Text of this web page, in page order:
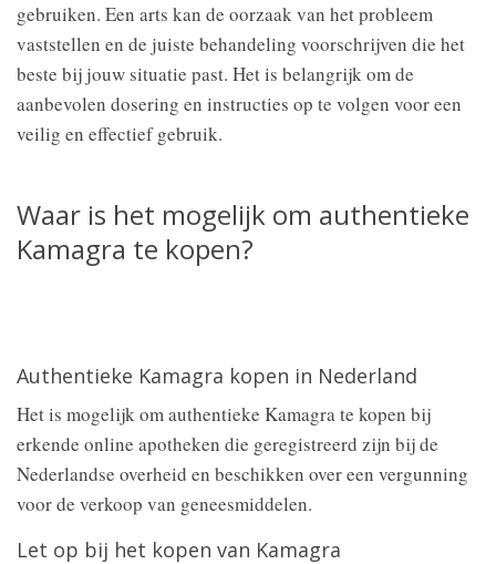
gebruiken. Een arts kan de oorzaak van het probleem
vaststellen en de juiste behandeling voorschrijven die het
beste bij jouw situatie past. Het is belangrijk om de
aanbevolen dosering en instructies op te volgen voor een
veilig en effectief gebruik.
Waar is het mogelijk om authentieke
Kamagra te kopen?
Authentieke Kamagra kopen in Nederland
Het is mogelijk om authentieke Kamagra te kopen bij
erkende online apotheken die geregistreerd zijn bij de
Nederlandse overheid en beschikken over een vergunning
voor de verkoop van geneesmiddelen.
Let op bij het kopen van Kamagra